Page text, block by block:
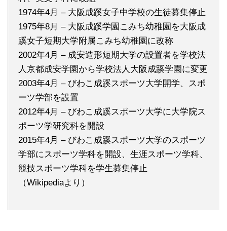
1974年4月 – 大阪成蹊女子中学校の生徒募集停止
1975年8月 – 大阪成蹊学園こみち幼稚園を大阪成
蹊女子短期大学附属こみち幼稚園に改称
2002年4月 – 成安造形短期大学の設置者を学校法
人京都成安学園から学校法人大阪成蹊学園に変更
2003年4月 – びわこ成蹊スポーツ大学開学、スポ
ーツ学部を設置
2012年4月 – びわこ成蹊スポーツ大学に大学院ス
ポーツ学研究科を開設
2015年4月 – びわこ成蹊スポーツ大学のスポーツ
学部にスポーツ学科を開設、生涯スポーツ学科、
競技スポーツ学科を学生募集停止
（Wikipediaより）